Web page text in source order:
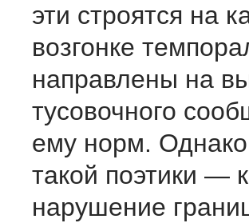
эти строятся на
возгонке
направлены на
тусовочного
ему норм.
такой поэтики —
нарушение